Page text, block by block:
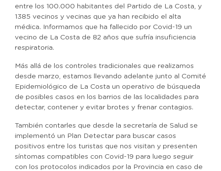
entre los 100.000 habitantes del Partido de La Costa, y
1385 vecinos y vecinas que ya han recibido el alta
médica. Informamos que ha fallecido por Covid-19 un
vecino de La Costa de 82 años que sufría insuficiencia
respiratoria.
Más allá de los controles tradicionales que realizamos
desde marzo, estamos llevando adelante junto al Comité
Epidemiológico de La Costa un operativo de búsqueda
de posibles casos en los barrios de las localidades para
detectar, contener y evitar brotes y frenar contagios.
También contarles que desde la secretaría de Salud se
implementó un Plan Detectar para buscar casos
positivos entre los turistas que nos visitan y presenten
síntomas compatibles con Covid-19 para luego seguir
con los protocolos indicados por la Provincia en caso de